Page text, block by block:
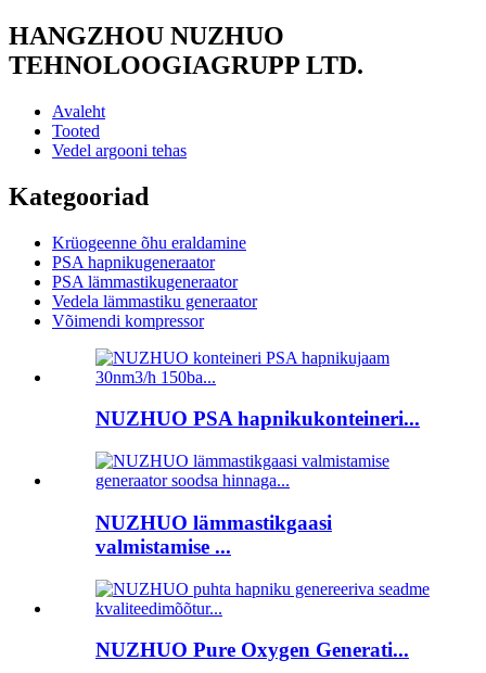
HANGZHOU NUZHUO
TEHNOLOOGIAGRUPP LTD.
Avaleht
Tooted
Vedel argooni tehas
Kategooriad
Krüogeenne õhu eraldamine
PSA hapnikugeneraator
PSA lämmastikugeneraator
Vedela lämmastiku generaator
Võimendi kompressor
NUZHUO PSA hapnikukonteineri...
NUZHUO lämmastikgaasi
valmistamise ...
NUZHUO Pure Oxygen Generati...